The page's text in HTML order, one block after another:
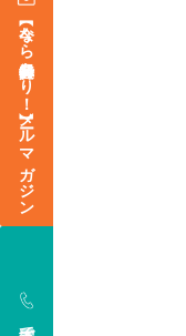
【今なら登録特典あり！】メールマガジン